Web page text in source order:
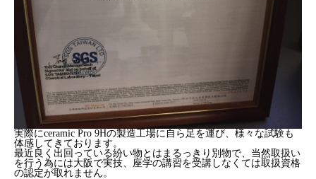
実際にceramic Pro 9Hの製造工場に自ら足を運び、様々な試験も
体感してきております。
最近良く出回っている紛い物とはまるっきり別物で、当然取扱い
を行う為には大阪で実技、座学の講習を受講しなくては取扱資格
の認定が取れません。